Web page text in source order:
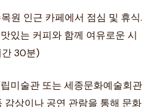
원 인근 카페에서 점심 및 휴식.
있는 커피와 함께 여유로운 시
간 30분)
미술관 또는 세종문화예술회관
감상이나 공연 관람을 통해 문화